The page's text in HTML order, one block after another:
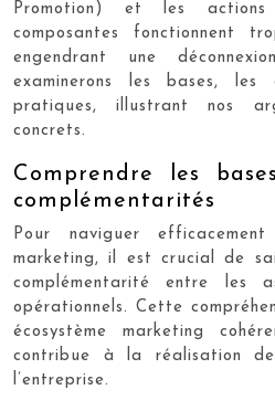
Promotion) et les actions
composantes fonctionnent
engendrant une
examinerons les bases,
pratiques, illustrant nos
concrets.
Comprendre les
complémentarités
Pour naviguer
marketing, il est crucial de
complémentarité entre les
opérationnels. Cette
écosystème marketing
contribue à la réalisation
l’entreprise.